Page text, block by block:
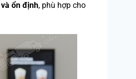
ổn định, phù hợp cho